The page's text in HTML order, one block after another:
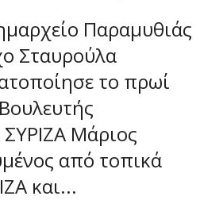
Παραμυθιάς
Σταυρούλα
το πρωί
Μάριος
από τοπικά
και...